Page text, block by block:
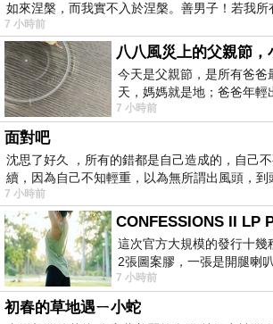
如來涅槃，而我實不入於涅槃。善男子！若我所
7 小時前
今天是父親節，是所有爸爸
天，媽媽就是地；爸爸年輕
理家務，職業不分高低貴賤
7 小時前
面對吧
沈思了好久 ，所有的錯都是自己造成的，自己
續，因為自己不知輕重，以為無所謂出風頭，
不
7 小時前
這次官方大規模的發行十幾
2張圖案膠，一張是開腿喇
版；目前官網上只剩澳洲商
7 小時前
初春的草地遇ㄧ小蛇